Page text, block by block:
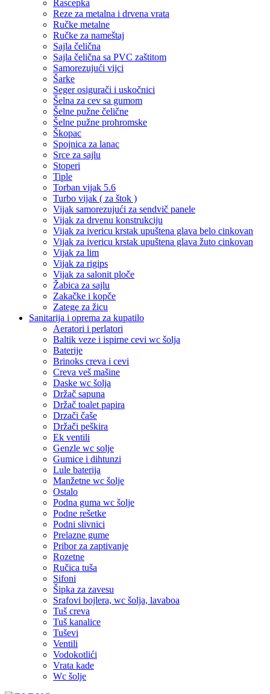
Rascepka
Reze za metalna i drvena vrata
Ručke metalne
Ručke za nameštaj
Sajla čelična
Sajla čelična sa PVC zaštitom
Samorezujući vijci
Šarke
Seger osigurači i uskočnici
Šelna za cev sa gumom
Šelne pužne čelične
Šelne pužne prohromske
Škopac
Spojnica za lanac
Srce za sajlu
Stoperi
Tiple
Torban vijak 5.6
Turbo vijak ( za štok )
Vijak samorezujući za sendvič panele
Vijak za drvenu konstrukciju
Vijak za ivericu krstak upuštena glava belo cinkovan
Vijak za ivericu krstak upuštena glava žuto cinkovan
Vijak za lim
Vijak za rigips
Vijak za salonit ploče
Žabica za sajlu
Zakačke i kopče
Zatege za žicu
Sanitarija i oprema za kupatilo
Aeratori i perlatori
Baltik veze i ispirne cevi wc šolja
Baterije
Brinoks creva i cevi
Creva veš mašine
Daske wc šolja
Držač sapuna
Držač toalet papira
Drzači čaše
Držači peškira
Ek ventili
Genzle wc solje
Gumice i dihtunzi
Lule baterija
Manžetne wc šolje
Ostalo
Podna guma wc šolje
Podne rešetke
Podni slivnici
Prelazne gume
Pribor za zaptivanje
Rozetne
Ručica tuša
Sifoni
Šipka za zavesu
Srafovi bojlera, wc šolja, lavaboa
Tuš creva
Tuš kanalice
Tuševi
Ventili
Vodokotlići
Vrata kade
Wc šolje